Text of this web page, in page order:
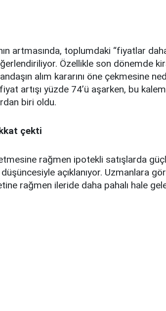
artmasında, toplumdaki “fiyatlar
Özellikle son dönemde
alım kararını öne çekmesine
artışı yüzde 74’ü aşarken, bu
biri oldu.
çekti
rağmen ipotekli satışlarda
düşüncesiyle açıklanıyor. Uzmanlara
rağmen ileride daha pahalı hale